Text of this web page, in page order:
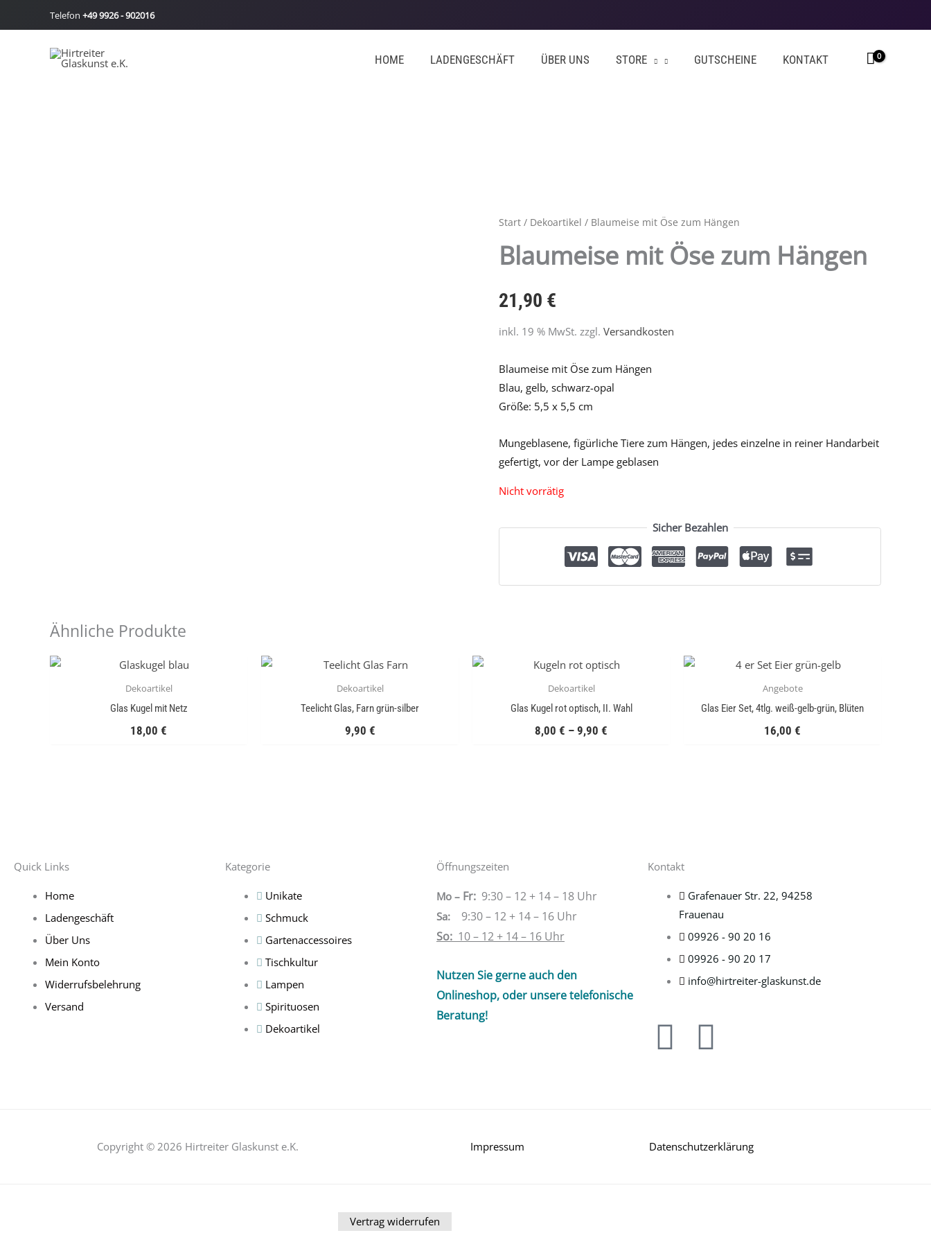
Inhalt
Telefon +49 9926 - 902016
HOME LADENGESCHÄFT ÜBER UNS STORE GUTSCHEINE KONTAKT
Start / Dekoartikel / Blaumeise mit Öse zum Hängen
Blaumeise mit Öse zum Hängen
21,90 €
inkl. 19 % MwSt. zzgl. Versandkosten
Blaumeise mit Öse zum Hängen
Blau, gelb, schwarz-opal
Größe: 5,5 x 5,5 cm
Mungeblasene, figürliche Tiere zum Hängen, jedes einzelne in reiner Handarbeit
gefertigt, vor der Lampe geblasen
Nicht vorrätig
Sicher Bezahlen
Ähnliche Produkte
Dekoartikel
Glas Kugel mit Netz
18,00 €
Dekoartikel
Teelicht Glas, Farn grün-silber
9,90 €
Dekoartikel
Glas Kugel rot optisch, II. Wahl
8,00 € – 9,90 €
Angebote
Glas Eier Set, 4tlg. weiß-gelb-grün, Blüten
16,00 €
Quick Links
Home
Ladengeschäft
Über Uns
Mein Konto
Widerrufsbelehrung
Versand
Kategorie
Unikate
Schmuck
Gartenaccessoires
Tischkultur
Lampen
Spirituosen
Dekoartikel
Öffnungszeiten
Mo – Fr: 9:30 – 12 + 14 – 18 Uhr
Sa: 9:30 – 12 + 14 – 16 Uhr
So: 10 – 12 + 14 – 16 Uhr
Nutzen Sie gerne auch den
Onlineshop, oder unsere telefonische
Beratung!
Kontakt
Grafenauer Str. 22, 94258
Frauenau
09926 - 90 20 16
09926 - 90 20 17
info@hirtreiter-glaskunst.de
F
e
I
t
Copyright © 2026 Hirtreiter Glaskunst e.K. Impressum Datenschutzerklärung
Vertrag widerrufen